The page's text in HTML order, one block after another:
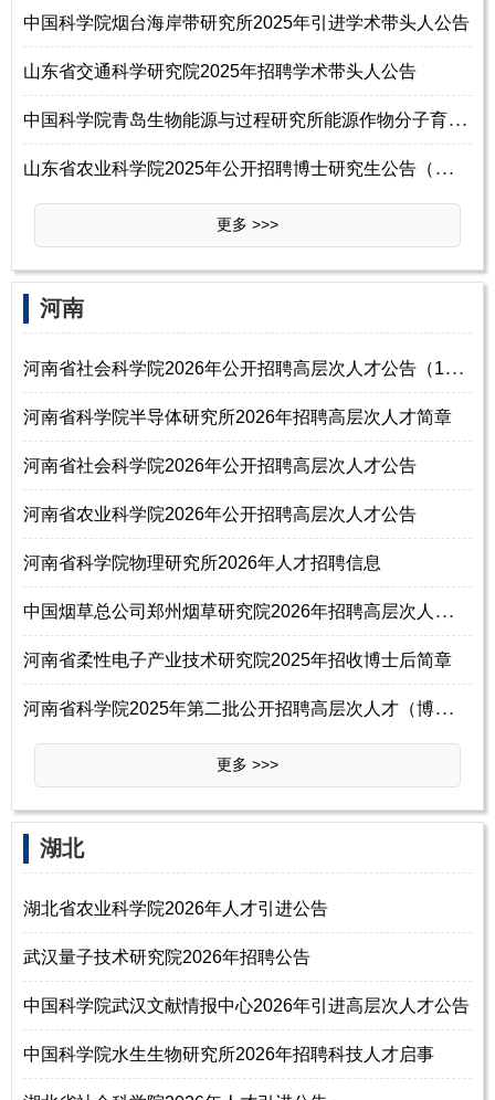
中国科学院烟台海岸带研究所2025年引进学术带头人公告
山东省交通科学研究院2025年招聘学术带头人公告
中
国科学院青岛生物能源与过程研究所能源作物分子育种研究组2025年博士后招
山
东省农业科学院2025年公开招聘博士研究生公告（长期）
更多 >>>
河南
河
南省社会科学院2026年公开招聘高层次人才公告（100名）
河南省科学院半导体研究所2026年招聘高层次人才简章
河南省社会科学院2026年公开招聘高层次人才公告
河南省农业科学院2026年公开招聘高层次人才公告
河南省科学院物理研究所2026年人才招聘信息
中
国烟草总公司郑州烟草研究院2026年招聘高层次人才公告
河南省柔性电子产业技术研究院2025年招收博士后简章
河
南省科学院2025年第二批公开招聘高层次人才（博士研究生）公告
更多 >>>
湖北
湖北省农业科学院2026年人才引进公告
武汉量子技术研究院2026年招聘公告
中国科学院武汉文献情报中心2026年引进高层次人才公告
中国科学院水生生物研究所2026年招聘科技人才启事